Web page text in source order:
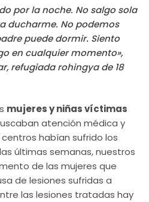
por la noche. No salgo sola
ducharme. No podemos
puede dormir. Siento
en cualquier momento»,
refugiada rohingya de 18
mujeres y niñas víctimas
atención médica y
habían sufrido los
últimas semanas, nuestros
de las mujeres que
de lesiones sufridas a
las lesiones tratadas hay